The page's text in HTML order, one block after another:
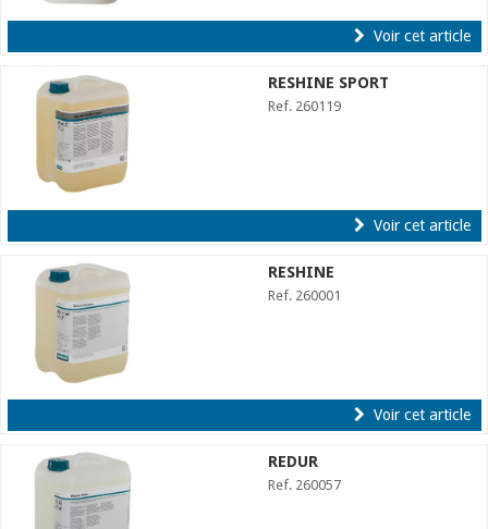
Voir cet article
RESHINE SPORT
Ref. 260119
Voir cet article
RESHINE
Ref. 260001
Voir cet article
REDUR
Ref. 260057